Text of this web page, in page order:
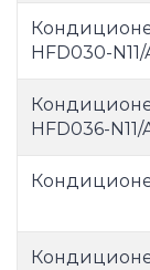
HFD030-
HFD036-N11/